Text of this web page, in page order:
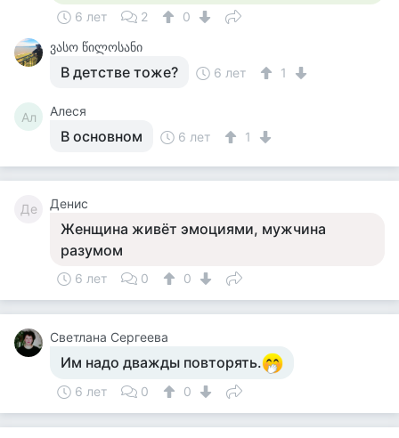
6 лет 2
0
ვასო წილოსანი
В детстве тоже? 6 лет 1
Ал Алеся
В основном 6 лет 1
Де Денис
Женщина живёт эмоциями, мужчина
разумом
6 лет 0 0
Светлана Сергеева
Им надо дважды повторять.
6 лет 0 0